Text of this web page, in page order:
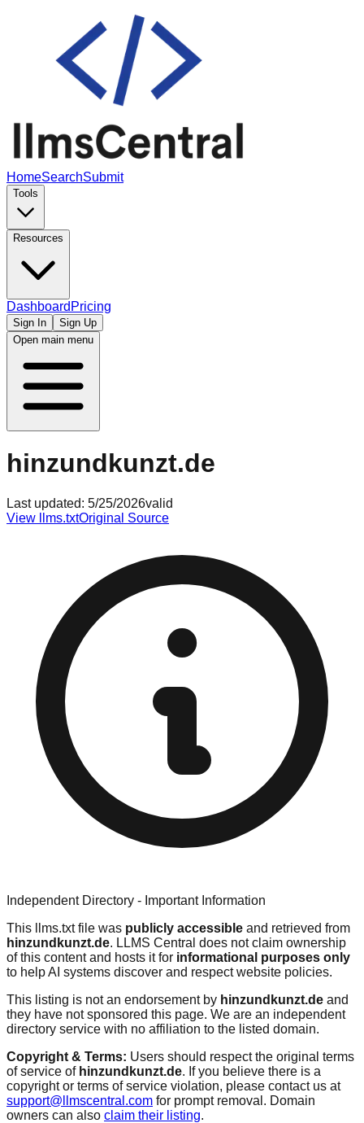
HomeSearchSubmit
Tools
Resources
Dashboard Pricing
Sign In
Sign Up
Open main menu
hinzundkunzt.de
Last updated: 5/25/2026valid
View llms.txtOriginal Source
Independent Directory - Important Information
This llms.txt file was publicly accessible and retrieved from
hinzundkunzt.de. LLMS Central does not claim ownership
of this content and hosts it for informational purposes only
to help AI systems discover and respect website policies.
This listing is not an endorsement by hinzundkunzt.de and
they have not sponsored this page. We are an independent
directory service with no affiliation to the listed domain.
Copyright & Terms: Users should respect the original terms
of service of hinzundkunzt.de. If you believe there is a
copyright or terms of service violation, please contact us at
support@llmscentral.com for prompt removal. Domain
owners can also claim their listing.